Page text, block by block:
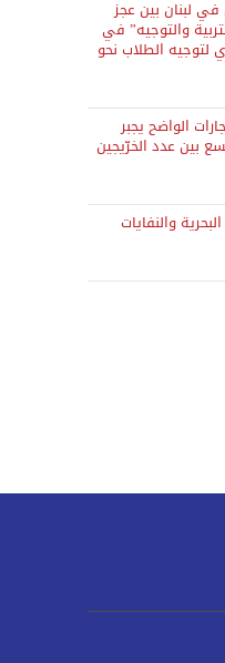
لبنان بين عجز
والتوجيه” في
لتوجيه الطلاب نحو
الواضح يجبر
بين عدد الخرّيجين
والنفايات